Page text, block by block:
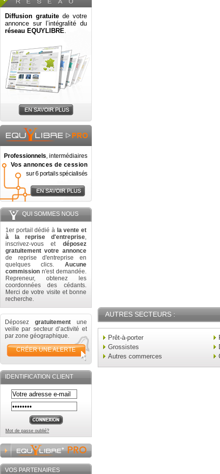
Diffusion gratuite de votre
annonce sur l’intégralité du
réseau EQUYLIBRE.
Professionnels, intermédiaires
Vos annonces de cession
sur 6 portails spécialisés
QUI SOMMES NOUS
1er portail dédié à la vente et
à la reprise d'entreprise,
inscrivez-vous et déposez
gratuitement votre annonce
de reprise d'entreprise en
quelques clics. Aucune
commission n'est demandée.
Repreneur, obtenez les
coordonnées des cédants.
Merci de votre visite et bonne
recherche.
Déposez gratuitement une
veille par secteur d’activité et
par zone géographique.
CRÉER UNE ALERTE
IDENTIFICATION CLIENT
Mot de passe oublié?
VOS PARTENAIRES
AUTRES SECTEURS :
Prêt-à-porter
Grossistes
Autres commerces